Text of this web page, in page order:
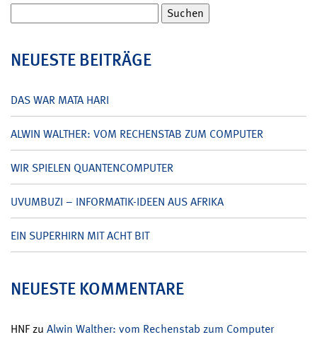
nach:
NEUESTE BEITRÄGE
DAS WAR MATA HARI
ALWIN WALTHER: VOM RECHENSTAB ZUM COMPUTER
WIR SPIELEN QUANTENCOMPUTER
UVUMBUZI – INFORMATIK-IDEEN AUS AFRIKA
EIN SUPERHIRN MIT ACHT BIT
NEUESTE KOMMENTARE
HNFzu Alwin Walther: vom Rechenstab zum Computer